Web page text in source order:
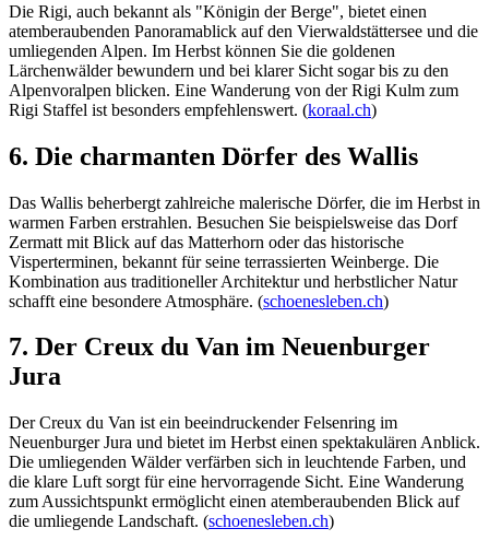
Die Rigi, auch bekannt als "Königin der Berge", bietet einen
atemberaubenden Panoramablick auf den Vierwaldstättersee und die
umliegenden Alpen. Im Herbst können Sie die goldenen
Lärchenwälder bewundern und bei klarer Sicht sogar bis zu den
Alpenvoralpen blicken. Eine Wanderung von der Rigi Kulm zum
Rigi Staffel ist besonders empfehlenswert. (koraal.ch)
6. Die charmanten Dörfer des Wallis
Das Wallis beherbergt zahlreiche malerische Dörfer, die im Herbst in
warmen Farben erstrahlen. Besuchen Sie beispielsweise das Dorf
Zermatt mit Blick auf das Matterhorn oder das historische
Visperterminen, bekannt für seine terrassierten Weinberge. Die
Kombination aus traditioneller Architektur und herbstlicher Natur
schafft eine besondere Atmosphäre. (schoenesleben.ch)
7. Der Creux du Van im Neuenburger
Jura
Der Creux du Van ist ein beeindruckender Felsenring im
Neuenburger Jura und bietet im Herbst einen spektakulären Anblick.
Die umliegenden Wälder verfärben sich in leuchtende Farben, und
die klare Luft sorgt für eine hervorragende Sicht. Eine Wanderung
zum Aussichtspunkt ermöglicht einen atemberaubenden Blick auf
die umliegende Landschaft. (schoenesleben.ch)